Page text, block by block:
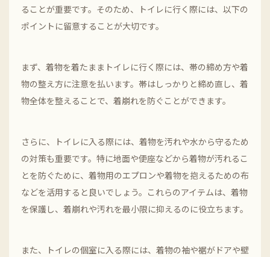
ることが重要です。そのため、トイレに行く際には、以下の
ポイントに留意することが大切です。
まず、着物を着たままトイレに行く際には、帯の締め方や着
物の整え方に注意を払います。帯はしっかりと締め直し、着
物全体を整えることで、着崩れを防ぐことができます。
さらに、トイレに入る際には、着物を汚れや水から守るため
の対策も重要です。特に地面や便座などから着物が汚れるこ
とを防ぐために、着物用のエプロンや着物を抱えるための布
などを活用すると良いでしょう。これらのアイテムは、着物
を保護し、着崩れや汚れを最小限に抑えるのに役立ちます。
また、トイレの個室に入る際には、着物の袖や裾がドアや壁